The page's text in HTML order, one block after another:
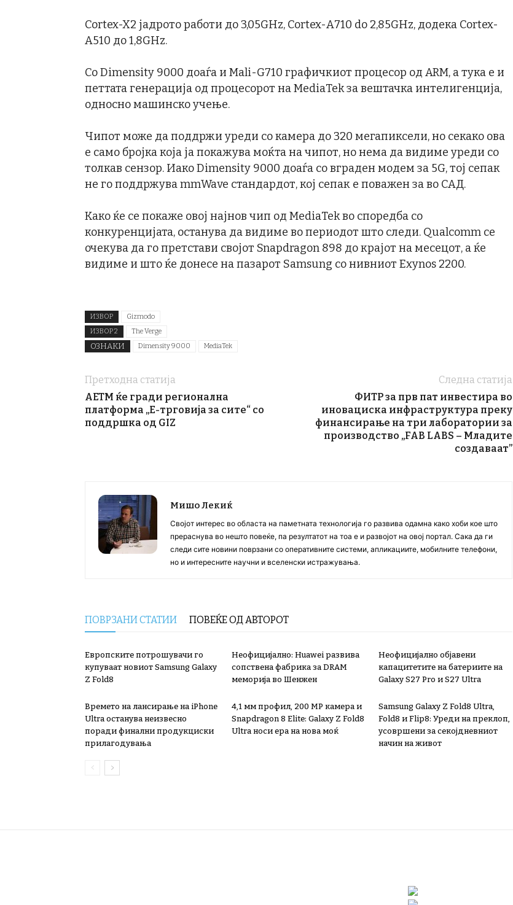
Cortex-X2 јадрото работи до 3,05GHz, Cortex-A710 do 2,85GHz, додека Cortex-
A510 до 1,8GHz.
Со Dimensity 9000 доаѓа и Mali-G710 графичкиот процесор од ARM, а тука е и
петтата генерација од процесорот на MediaTek за вештачка интелигенција,
односно машинско учење.
Чипот може да поддржи уреди со камера до 320 мегапиксели, но секако ова
е само бројка која ја покажува моќта на чипот, но нема да видиме уреди со
толкав сензор. Иако Dimensity 9000 доаѓа со вграден модем за 5G, тој сепак
не го поддржува mmWave стандардот, кој сепак е поважен за во САД.
Како ќе се покаже овој најнов чип од MediaTek во споредба со
конкуренцијата, останува да видиме во периодот што следи. Qualcomm се
очекува да го претстави својот Snapdragon 898 до крајот на месецот, а ќе
видиме и што ќе донесе на пазарот Samsung со нивниот Exynos 2200.
ИЗВОР
Gizmodo
ИЗВОР 2
The Verge
ОЗНАКИ Dimensity 9000 MediaTek
Претходна статија
АЕТМ ќе гради регионална
платформа „Е-трговија за сите“ со
поддршка од GIZ
Следна статија
ФИТР за прв пат инвестира во
иновациска инфраструктура преку
финансирање на три лаборатории за
производство „FAB LABS – Младите
создаваат”
Мишо Лекиќ
Својот интерес во областа на паметната технологија го развива одамна како хоби кое што
прераснува во нешто повеќе, па резултатот на тоа е и развојот на овој портал. Сака да ги
следи сите новини поврзани со оперативните системи, апликациите, мобилните телефони,
но и интересните научни и вселенски истражувања.
ПОВРЗАНИ СТАТИИ ПОВЕЌЕ ОД АВТОРОТ
Европските потрошувачи го
купуваат новиот Samsung Galaxy
Z Fold8
Неофицијално: Huawei развива
сопствена фабрика за DRAM
меморија во Шенжен
Неофицијално објавени
капацитетите на батериите на
Galaxy S27 Pro и S27 Ultra
Времето на лансирање на iPhone
Ultra останува неизвесно
поради финални продукциски
прилагодувања
4,1 мм профил, 200 MP камера и
Snapdragon 8 Elite: Galaxy Z Fold8
Ultra носи ера на нова моќ
Samsung Galaxy Z Fold8 Ultra,
Fold8 и Flip8: Уреди на преклоп,
усовршени за секојдневниот
начин на живот